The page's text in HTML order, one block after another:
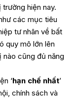
hiện nay.
các mục tiêu
tư nhân về bất
quy mô lớn lên
cũng đủ năng
‘hạn chế nhất’
chính sách và